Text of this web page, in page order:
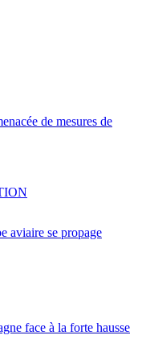
de mesures de
aviaire se propage
face à la forte hausse